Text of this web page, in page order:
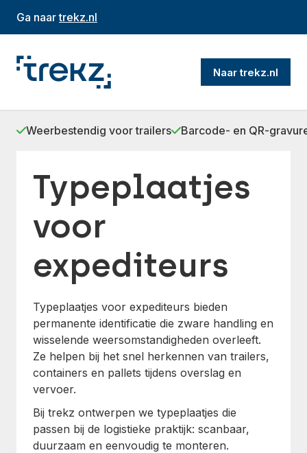
Ga naartrekz.nl
Naar trekz.nl
Weerbestendig voor trailers Barcode- en QR-
Typeplaatjes
voor
expediteurs
Typeplaatjes voor expediteurs bieden
permanente identificatie die zware handling en
wisselende weersomstandigheden overleeft.
Ze helpen bij het snel herkennen van trailers,
containers en pallets tijdens overslag en
vervoer.
Bij trekz ontwerpen we typeplaatjes die
passen bij de logistieke praktijk: scanbaar,
duurzaam en eenvoudig te monteren.